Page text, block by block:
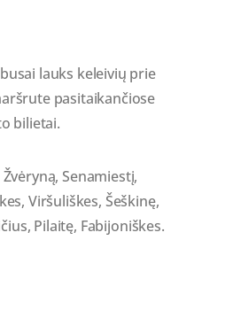
lauks keleivių prie
pasitaikančiose
bilietai.
Senamiestį,
Viršuliškes, Šeškinę,
Pilaitę, Fabijoniškes.